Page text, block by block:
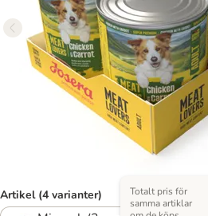
Artikel (4 varianter)
Totalt pris för
samma artiklar